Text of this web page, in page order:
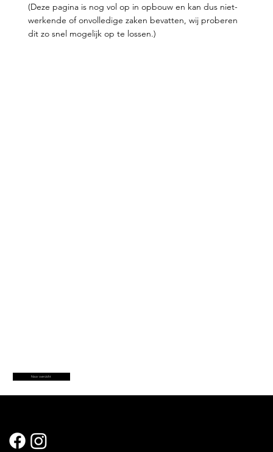
(Deze pagina is nog vol op in opbouw en kan dus niet-
werkende of onvolledige zaken bevatten, wij proberen
dit zo snel mogelijk op te lossen.)
Naar overzicht